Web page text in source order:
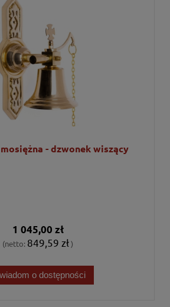
- dzwonek wiszący
1 045,00 zł
(netto: 849,59 zł)
o dostępności